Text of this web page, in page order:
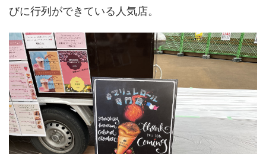
びに行列ができている人気店。